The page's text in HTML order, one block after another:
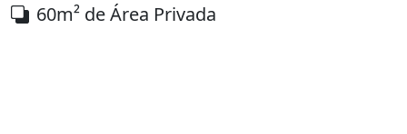
60m² de Área Privada